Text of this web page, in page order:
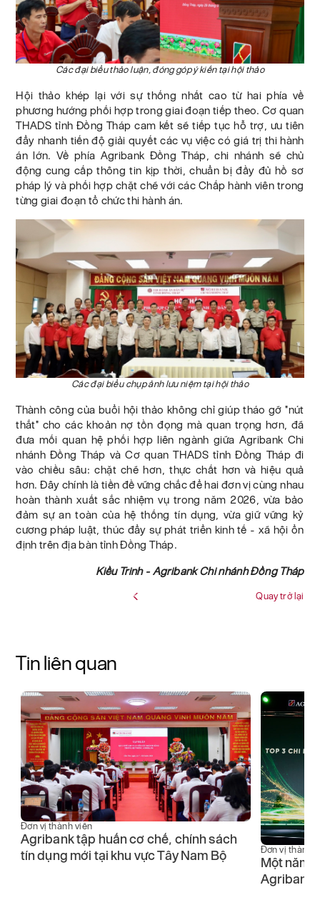
Các đại biểu thảo luận, đóng góp ý kiến tại hội thảo
Hội thảo khép lại với sự thống nhất cao từ hai phía về
phương hướng phối hợp trong giai đoạn tiếp theo. Cơ quan
THADS tỉnh Đồng Tháp cam kết sẽ tiếp tục hỗ trợ, ưu tiên
đẩy nhanh tiến độ giải quyết các vụ việc có giá trị thi hành
án lớn. Về phía Agribank Đồng Tháp, chi nhánh sẽ chủ
động cung cấp thông tin kịp thời, chuẩn bị đầy đủ hồ sơ
pháp lý và phối hợp chặt chẽ với các Chấp hành viên trong
từng giai đoạn tổ chức thi hành án.
Các đại biểu chụp ảnh lưu niệm tại hội thảo
Thành công của buổi hội thảo không chỉ giúp tháo gỡ "nút
thắt" cho các khoản nợ tồn đọng mà quan trọng hơn, đã
đưa mối quan hệ phối hợp liên ngành giữa Agribank Chi
nhánh Đồng Tháp và Cơ quan THADS tỉnh Đồng Tháp đi
vào chiều sâu: chặt chẽ hơn, thực chất hơn và hiệu quả
hơn. Đây chính là tiền đề vững chắc để hai đơn vị cùng nhau
hoàn thành xuất sắc nhiệm vụ trong năm 2026, vừa bảo
đảm sự an toàn của hệ thống tín dụng, vừa giữ vững kỷ
cương pháp luật, thúc đẩy sự phát triển kinh tế - xã hội ổn
định trên địa bàn tỉnh Đồng Tháp.
Kiều Trinh - Agribank Chi nhánh Đồng Tháp
Quay trở lại
Tin liên quan
Đơn vị thành viên
Agribank tập huấn cơ chế, chính sách
tín dụng mới tại khu vực Tây Nam Bộ
Đơn vị thành
Một năm
Agribank